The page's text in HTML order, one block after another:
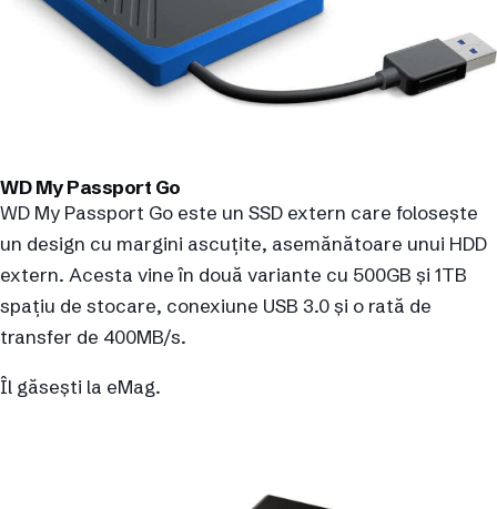
WD My Passport Go
WD My Passport Go este un SSD extern care folosește
un design cu margini ascuțite, asemănătoare unui HDD
extern. Acesta vine în două variante cu 500GB și 1TB
spațiu de stocare, conexiune USB 3.0 și o rată de
transfer de 400MB/s.
Îl găsești la eMag.